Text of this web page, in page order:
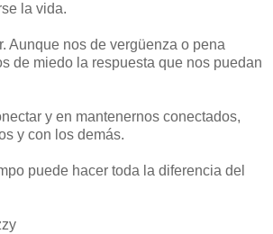
la vida.
Aunque nos de vergüenza o pena
de miedo la respuesta que nos puedan
y en mantenernos conectados,
y con los demás.
puede hacer toda la diferencia del